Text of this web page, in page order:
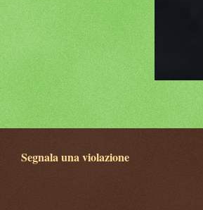
Segnala una violazione